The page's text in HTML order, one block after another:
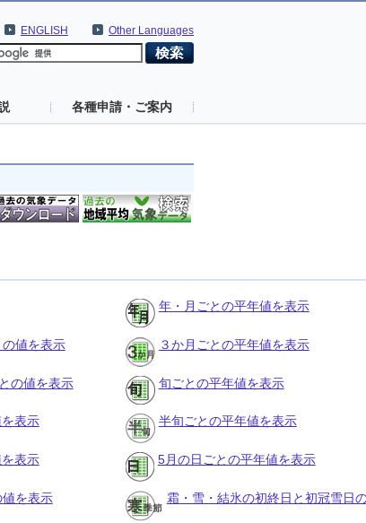
Other Languages
ENGLISH
各種申請・ご案内
年・月ごとの平年値を表示
値を表示 ３か月ごとの平年値を表示
の値を表示 旬ごとの平年値を表示
表示 半旬ごとの平年値を表示
表示 5月の日ごとの平年値を表示
を表示 霜・雪・結氷の初終日と初冠雪日